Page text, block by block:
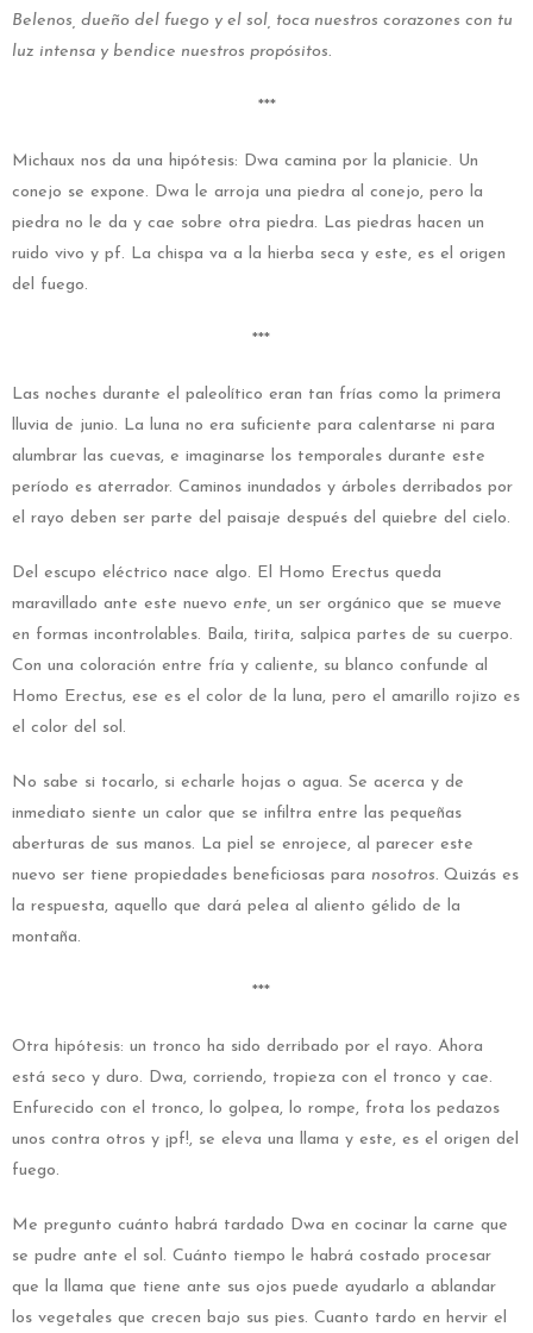
Belenos, dueño del fuego y el sol, toca nuestros corazones con tu
luz intensa y bendice nuestros propósitos.
***
Michaux nos da una hipótesis: Dwa camina por la planicie. Un
conejo se expone. Dwa le arroja una piedra al conejo, pero la
piedra no le da y cae sobre otra piedra. Las piedras hacen un
ruido vivo y pf. La chispa va a la hierba seca y este, es el origen
del fuego.
***
Las noches durante el paleolítico eran tan frías como la primera
lluvia de junio. La luna no era suficiente para calentarse ni para
alumbrar las cuevas, e imaginarse los temporales durante este
período es aterrador. Caminos inundados y árboles derribados por
el rayo deben ser parte del paisaje después del quiebre del cielo.
Del escupo eléctrico nace algo. El Homo Erectus queda
maravillado ante este nuevo ente, un ser orgánico que se mueve
en formas incontrolables. Baila, tirita, salpica partes de su cuerpo.
Con una coloración entre fría y caliente, su blanco confunde al
Homo Erectus, ese es el color de la luna, pero el amarillo rojizo es
el color del sol.
No sabe si tocarlo, si echarle hojas o agua. Se acerca y de
inmediato siente un calor que se infiltra entre las pequeñas
aberturas de sus manos. La piel se enrojece, al parecer este
nuevo ser tiene propiedades beneficiosas para nosotros. Quizás es
la respuesta, aquello que dará pelea al aliento gélido de la
montaña.
***
Otra hipótesis: un tronco ha sido derribado por el rayo. Ahora
está seco y duro. Dwa, corriendo, tropieza con el tronco y cae.
Enfurecido con el tronco, lo golpea, lo rompe, frota los pedazos
unos contra otros y ¡pf!, se eleva una llama y este, es el origen del
fuego.
Me pregunto cuánto habrá tardado Dwa en cocinar la carne que
se pudre ante el sol. Cuánto tiempo le habrá costado procesar
que la llama que tiene ante sus ojos puede ayudarlo a ablandar
los vegetales que crecen bajo sus pies. Cuanto tardo en hervir el